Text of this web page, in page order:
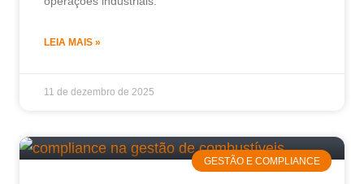
LEIA MAIS »
11 de dezembro de 2025
GESTÃO E COMPLIANCE